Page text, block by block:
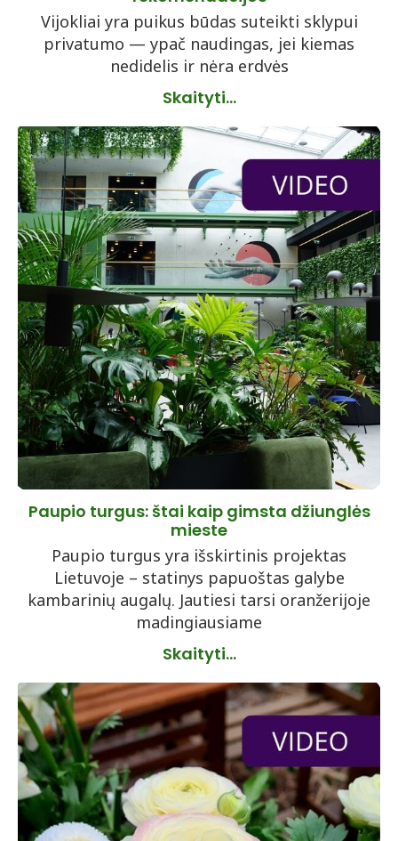
Vijokliai yra puikus būdas suteikti sklypui
privatumo — ypač naudingas, jei kiemas
nedidelis ir nėra erdvės
Skaityti...
Paupio turgus: štai kaip gimsta džiunglės
mieste
Paupio turgus yra išskirtinis projektas
Lietuvoje – statinys papuoštas galybe
kambarinių augalų. Jautiesi tarsi oranžerijoje
madingiausiame
Skaityti...